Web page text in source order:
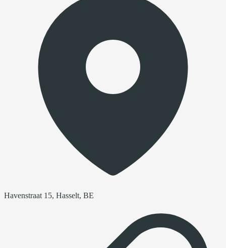
Havenstraat 15, Hasselt, BE